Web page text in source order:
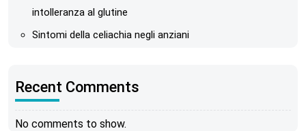
intolleranza al glutine
Sintomi della celiachia negli anziani
Recent Comments
No comments to show.